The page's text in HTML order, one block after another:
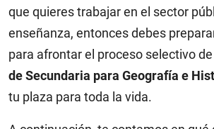
que quieres trabajar en el sector
enseñanza, entonces debes
para afrontar el proceso selectivo
de Secundaria para Geografía e
tu plaza para toda la vida.